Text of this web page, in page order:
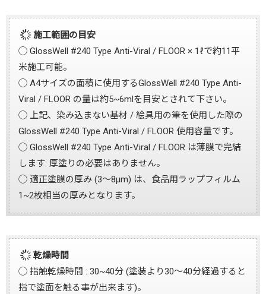
施工範囲の目安
◯ GlossWell #240 Type Anti-Viral / FLOOR × 1ℓで約11平
米施工可能。
◯ A4サイズの面積に使用するGlossWell #240 Type Anti-
Viral / FLOOR の量は約5~6mlを目安とされて下さい。
◯ 上記、染み込まない基材 / 絵具用の筆を使用した際の
GlossWell #240 Type Anti-Viral / FLOOR 使用容量です。
◯ GlossWell #240 Type Anti-Viral / FLOOR は薄膜で完結
します: 厚塗りの必要はありません。
◯ 適正塗膜の厚み (3～8μm) は、食品用ラップフィルム
1~2枚相当の厚みとなります。
乾燥時間
◯ 指触乾燥時間 : 30~40分 (塗装より30〜40分経過すると
指で塗面を触る事が出来ます)。